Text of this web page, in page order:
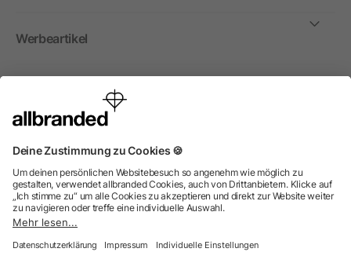
Werbeartikel
International
Wir verkaufen Werbeartikel, Werbemittel und